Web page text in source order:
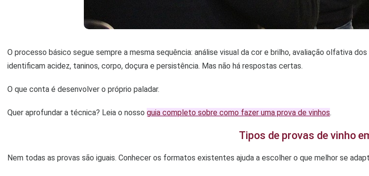
O processo básico segue sempre a mesma sequência: análise visual da cor e brilho, avaliação olfativa
identificam acidez, taninos, corpo, doçura e persistência. Mas não há respostas certas.
O que conta é desenvolver o próprio paladar.
Quer aprofundar a técnica? Leia o nosso guia completo sobre como fazer uma prova de vinhos.
Tipos de provas de vinho
Nem todas as provas são iguais. Conhecer os formatos existentes ajuda a escolher o que melhor se